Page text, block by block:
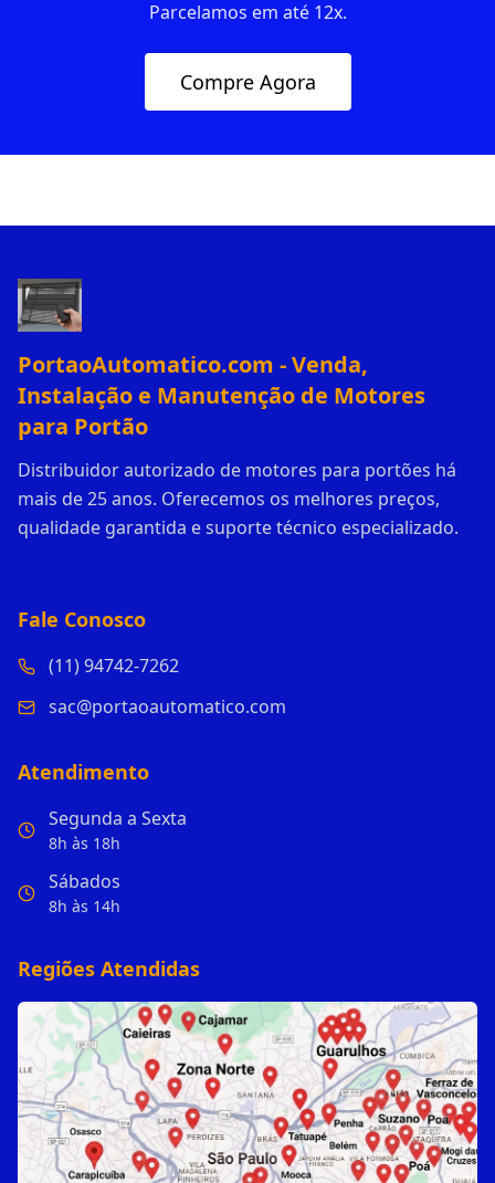
Parcelamos em até 12x.
Compre Agora
PortaoAutomatico.com - Venda,
Instalação e Manutenção de Motores
para Portão
Distribuidor autorizado de motores para portões há
mais de 25 anos. Oferecemos os melhores preços,
qualidade garantida e suporte técnico especializado.
Fale Conosco
(11) 94742-7262
sac@portaoautomatico.com
Atendimento
Segunda a Sexta
8h às 18h
Sábados
8h às 14h
Regiões Atendidas